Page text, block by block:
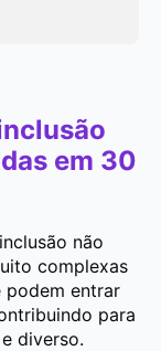
em 30
não
complexas
podem entrar
para
diverso.